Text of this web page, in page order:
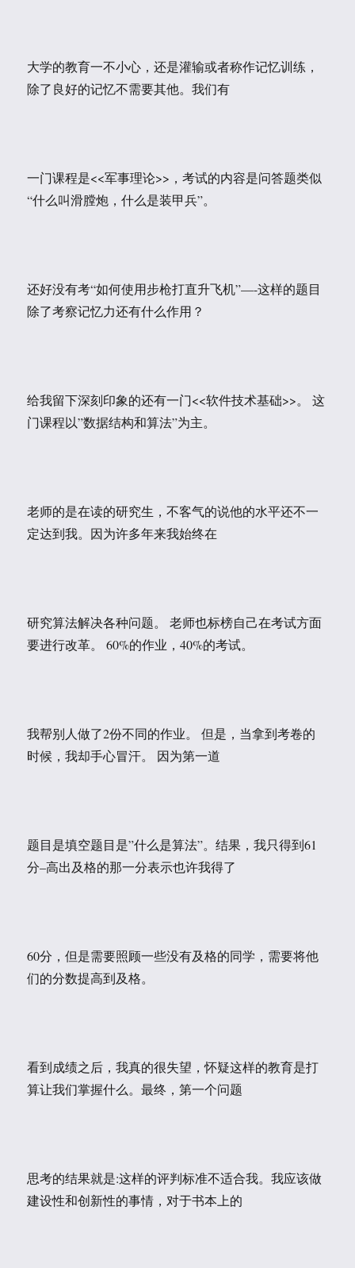
大学的教育一不小心，还是灌输或者称作记忆训练，
除了良好的记忆不需要其他。我们有
一门课程是<<军事理论>>，考试的内容是问答题类似
“什么叫滑膛炮，什么是装甲兵”。
还好没有考“如何使用步枪打直升飞机”—-这样的题目
除了考察记忆力还有什么作用？
给我留下深刻印象的还有一门<<软件技术基础>>。 这
门课程以”数据结构和算法”为主。
老师的是在读的研究生，不客气的说他的水平还不一
定达到我。因为许多年来我始终在
研究算法解决各种问题。 老师也标榜自己在考试方面
要进行改革。 60%的作业，40%的考试。
我帮别人做了2份不同的作业。 但是，当拿到考卷的
时候，我却手心冒汗。 因为第一道
题目是填空题目是”什么是算法”。结果，我只得到61
分–高出及格的那一分表示也许我得了
60分，但是需要照顾一些没有及格的同学，需要将他
们的分数提高到及格。
看到成绩之后，我真的很失望，怀疑这样的教育是打
算让我们掌握什么。最终，第一个问题
思考的结果就是:这样的评判标准不适合我。我应该做
建设性和创新性的事情，对于书本上的